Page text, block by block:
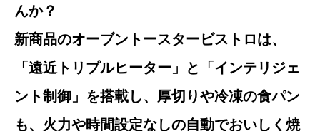
んか？
新商品のオーブントースタービストロは、
「遠近トリプルヒーター」と「インテリジェ
ント制御」を搭載し、厚切りや冷凍の食パン
も、火力や時間設定なしの自動でおいしく焼